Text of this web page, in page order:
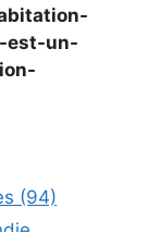
est-un-
(94)